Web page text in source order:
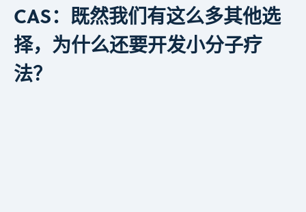
CAS：既然我们有这么多其他选
择，为什么还要开发小分子疗
法？